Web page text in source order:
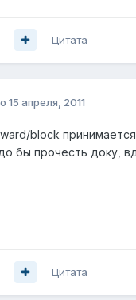
Цитата
15 апреля, 2011
block
бы прочесть доку,
Цитата